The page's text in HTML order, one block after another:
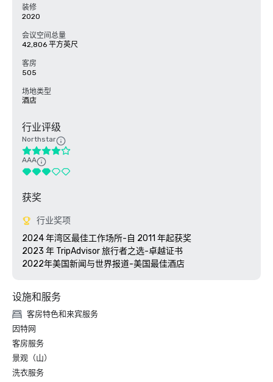
装修
2020
会议空间总量
42,806 平方英尺
客房
505
场地类型
酒店
行业评级
Northstar
AAA
获奖
行业奖项
2024 年湾区最佳工作场所-自 2011 年起获奖
2023 年 TripAdvisor 旅行者之选-卓越证书
2022年美国新闻与世界报道-美国最佳酒店
设施和服务
客房特色和来宾服务
因特网
客房服务
景观（山）
洗衣服务